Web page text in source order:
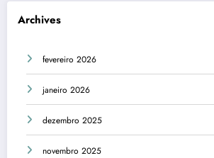
Archives
fevereiro 2026
janeiro 2026
dezembro 2025
novembro 2025